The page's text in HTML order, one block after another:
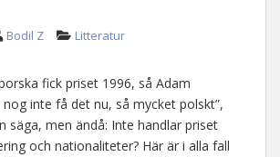
Bodil Z Litteratur
fick priset 1996, så Adam
inte få det nu, så mycket polskt”,
säga, men ändå: Inte handlar priset
och nationaliteter? Här är i alla fall